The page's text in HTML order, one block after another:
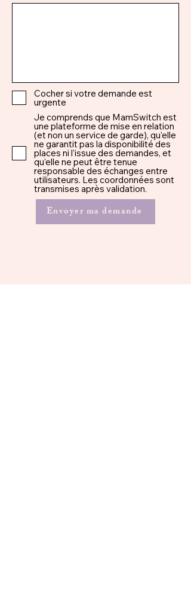
Cocher si votre demande est
urgente
Je comprends que MamSwitch est
une plateforme de mise en relation
(et non un service de garde), qu’elle
ne garantit pas la disponibilité des
places ni l’issue des demandes, et
qu’elle ne peut être tenue
responsable des échanges entre
utilisateurs. Les coordonnées sont
transmises après validation.
Envoyer ma demande